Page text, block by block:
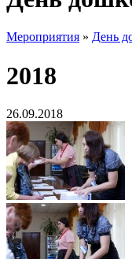
Мероприятия » День
2018
26.09.2018